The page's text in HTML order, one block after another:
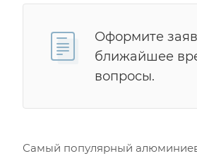
Оформите
ближайшее
вопросы.
Самый популярный